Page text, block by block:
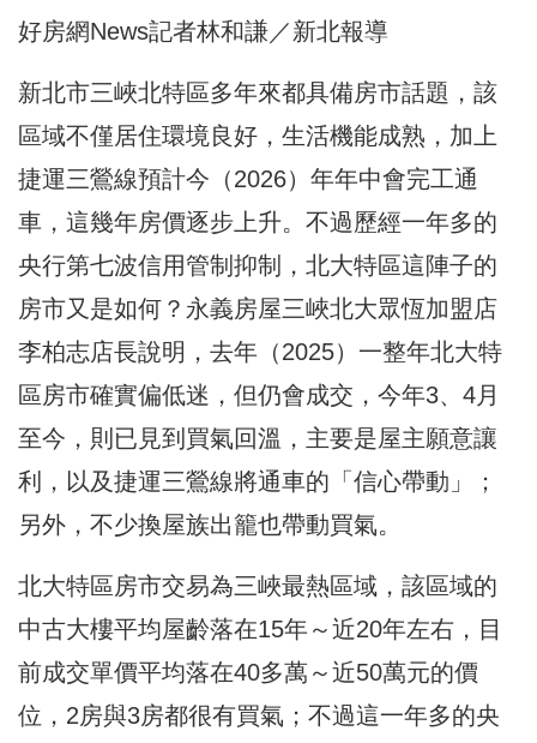
好房網News記者林和謙／新北報導
新北市三峽北特區多年來都具備房市話題，該
區域不僅居住環境良好，生活機能成熟，加上
捷運三鶯線預計今（2026）年年中會完工通
車，這幾年房價逐步上升。不過歷經一年多的
央行第七波信用管制抑制，北大特區這陣子的
房市又是如何？永義房屋三峽北大眾恆加盟店
李柏志店長說明，去年（2025）一整年北大特
區房市確實偏低迷，但仍會成交，今年3、4月
至今，則已見到買氣回溫，主要是屋主願意讓
利，以及捷運三鶯線將通車的「信心帶動」；
另外，不少換屋族出籠也帶動買氣。
北大特區房市交易為三峽最熱區域，該區域的
中古大樓平均屋齡落在15年～近20年左右，目
前成交單價平均落在40多萬～近50萬元的價
位，2房與3房都很有買氣；不過這一年多的央